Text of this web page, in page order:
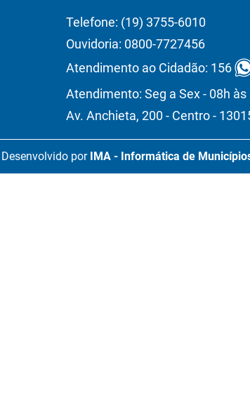
Telefone: (19) 3755-6010
Ouvidoria: 0800-7727456
Atendimento ao Cidadão: 156
Atendimento: Seg a Sex - 08h às
Av. Anchieta, 200 - Centro -
Desenvolvido por IMA - Informática de